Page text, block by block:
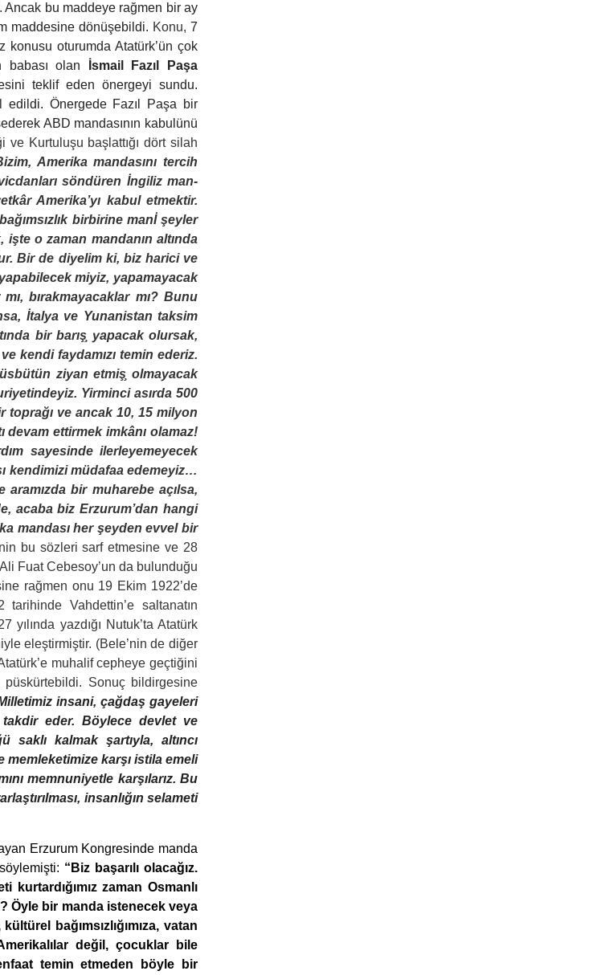
Ancak bu maddeye rağmen bir ay
maddesine dönüşebildi. Konu,7
konusu oturumda Atatürk’ün çok
babası olan
İsmail Fazıl Paşa
teklif eden önergeyi sundu.
edildi. Önergede Fazıl Paşa bir
ABD mandasının kabulünü
ve Kurtuluşu başlattığı dört silah
Amerika mandasını tercih
söndüren İngiliz man­
Amerika’yı kabul etmektir.
birbirine manİ şeyler
o zaman mandanın altında
Bir de diyelim ki, biz harici ve
miyiz, yapamayacak
bırakmayacaklar mı? Bunu
İtalya ve Yunanistan taksim
bir barış̧ yapacak olursak,
kendi faydamızı te­min ederiz.
ziyan etmiş̧ olmayacak
Yirminci asırda 500
ve ancak 10, 15 milyon
devam ettir­mek imkânı olamaz!
sayesinde ilerleyemeyecek
kendimizi müdafaa edemeyiz…
bir muharebe açılsa,
acaba biz Erzurum’dan hangi
mandası her şeyden evvel bir
bu sözleri sarf etmesine ve 28
Fuat Cebesoy’un da bulunduğu
rağmen onu 19 Ekim 1922’de
Vahdettin’e saltanatın
yılında yazdığı Nutuk’ta Atatürk
eleştirmiştir. (Bele’nin de diğer
muhalif cepheye geçtiğini
püskürtebildi. Sonuç bildirgesine
insani, çağdaş gayeleri
takdir eder. Böylece devlet ve
saklı kalmak şartıyla, altıncı
memleketimize karşı istila emeli
memnuniyetle karşılarız. Bu
insanlığın selameti
Erzurum Kongresinde manda
“Biz başarılı olacağız.
zaman Osmanlı
Öyle bir manda istenecek veya
bağımsızlığımıza, vatan
değil, çocuklar bile
temin etmeden böyle bir